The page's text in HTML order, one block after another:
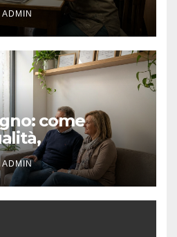
ADMIN
come
fiducia
ADMIN